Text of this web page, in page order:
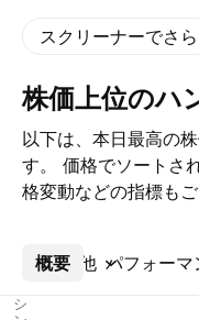
スクリーナーでさ
株価上位の
以下は、本日最高の
す。 価格でソートさ
格変動などの指標もご
概要 パフォーマ
その他
シ